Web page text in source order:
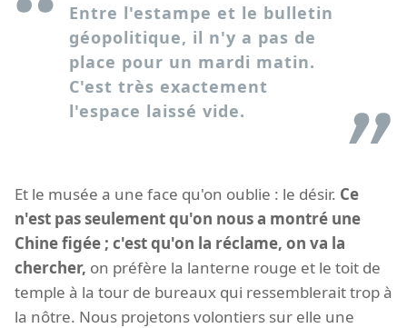
Entre l'estampe et le bulletin
géopolitique, il n'y a pas de
place pour un mardi matin.
C'est très exactement
l'espace laissé vide.
Et le musée a une face qu'on oublie : le désir. Ce
n'est pas seulement qu'on nous a montré une
Chine figée ; c'est qu'on la réclame, on va la
chercher, on préfère la lanterne rouge et le toit de
temple à la tour de bureaux qui ressemblerait trop à
la nôtre. Nous projetons volontiers sur elle une